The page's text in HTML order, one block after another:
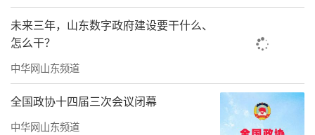
未来三年，山东数字政府建设要干什么、
怎么干？
中华网山东频道
全国政协十四届三次会议闭幕
中华网山东频道